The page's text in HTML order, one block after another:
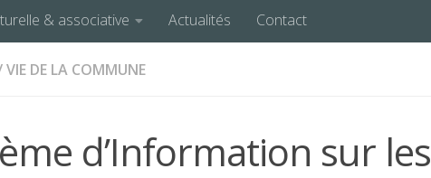
& associative Actualités Contact
VIE DE LA COMMUNE
d’Information sur les